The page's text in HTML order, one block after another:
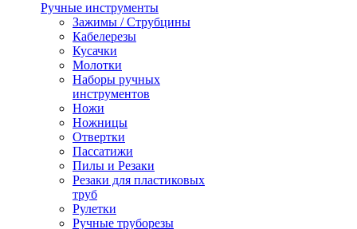
Ручные инструменты
Зажимы / Струбцины
Кабелерезы
Кусачки
Молотки
Наборы ручных
инструментов
Ножи
Ножницы
Отвертки
Пассатижи
Пилы и Резаки
Резаки для пластиковых
труб
Рулетки
Ручные труборезы